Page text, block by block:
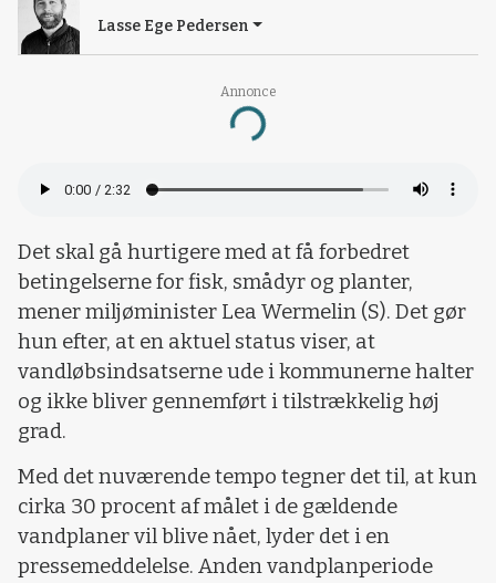
Annonce
Loading...
Lasse Ege Pedersen
Det skal gå hurtigere med at få forbedret
betingelserne for fisk, smådyr og planter,
mener miljøminister Lea Wermelin (S). Det gør
hun efter, at en aktuel status viser, at
vandløbsindsatserne ude i kommunerne halter
og ikke bliver gennemført i tilstrækkelig høj
grad.
Med det nuværende tempo tegner det til, at kun
cirka 30 procent af målet i de gældende
vandplaner vil blive nået, lyder det i en
pressemeddelelse. Anden vandplanperiode